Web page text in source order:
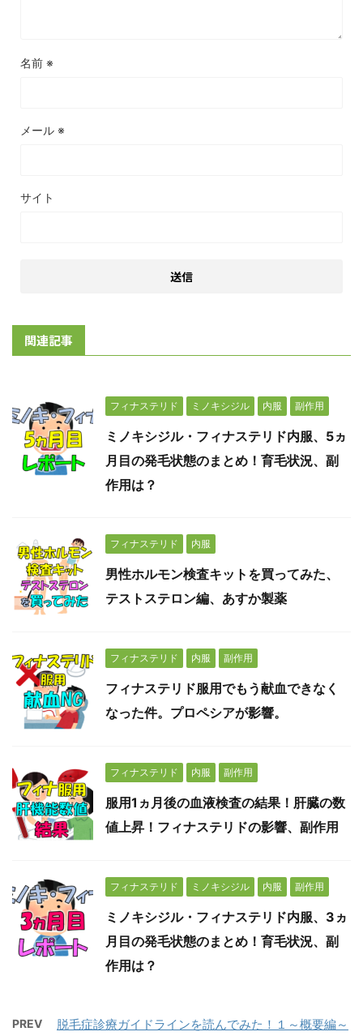
名前 ※
メール ※
サイト
関連記事
フィナステリド ミノキシジル 内服 副作用
ミノキシジル・フィナステリド内服、5ヵ
月目の発毛状態のまとめ！育毛状況、副
作用は？
フィナステリド 内服
男性ホルモン検査キットを買ってみた、
テストステロン編、あすか製薬
フィナステリド 内服 副作用
フィナステリド服用でもう献血できなく
なった件。プロペシアが影響。
フィナステリド 内服 副作用
服用1ヵ月後の血液検査の結果！肝臓の数
値上昇！フィナステリドの影響、副作用
フィナステリド ミノキシジル 内服 副作用
ミノキシジル・フィナステリド内服、3ヵ
月目の発毛状態のまとめ！育毛状況、副
作用は？
PREV
脱毛症診療ガイドラインを読んでみた！１～概要編～